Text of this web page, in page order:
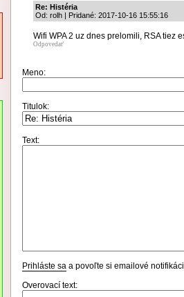
Re: Histéria
Od: rolh | Pridané: 2017-10-16 15:55:16
Wifi WPA 2 uz dnes prelomili, RSA tiez
Odpovedať
Meno:
Titulok:
Text:
Prihláste sa a povoľte si emailové
Overovací text: